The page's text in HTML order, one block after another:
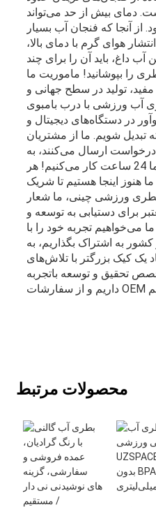
است. دمای بیش از حد می‌تواند
آنجا که فنجان آب بسیار
هوای گرم با دمای بالا،
آب داغ، باید آن را برای چند
را بپوشانید! ماموریت ما
تولید در سطح جهانی و
آب ورزشی با درب بامبوی
در دستگاه‌های دیجیتال و
تبدیل شویم. ما از مشتریان
ارسال می‌کنند، به
گرمی استقبال می‌کنیم، ما 24 ساعت کار می‌کنیم! هر
هنوز اینجا هستیم تا شریک
ورزشی چینی، ما شعار
برای دستیابی به توسعه و
می‌خواهیم تجربه خود را با
به اشتراک بگذاریم، به
یک کیک بزرگتر با تلاش‌های
تحقیق و توسعه باتجربه
محصولات مرتبط